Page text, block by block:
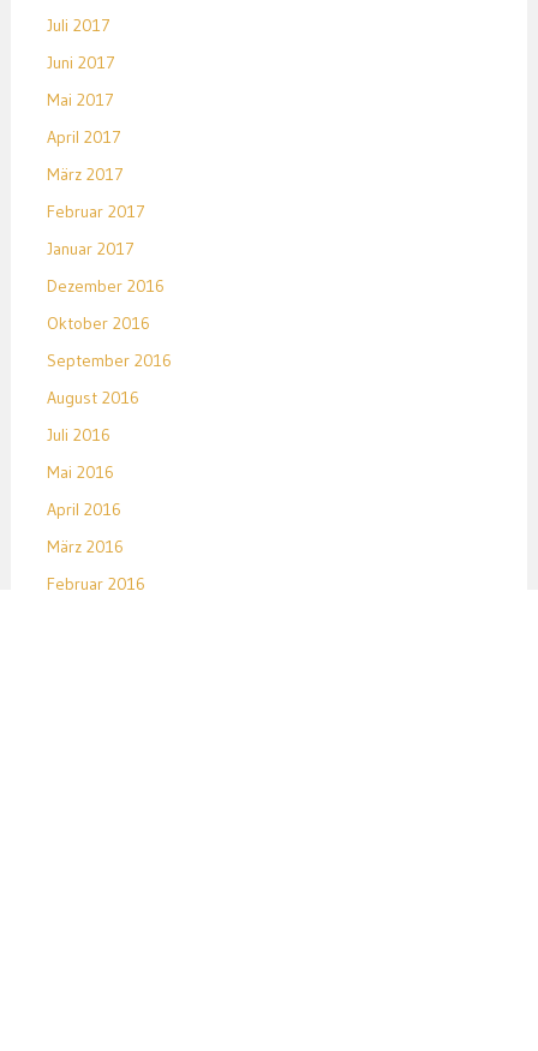
Juli 2017
Juni 2017
Mai 2017
April 2017
März 2017
Februar 2017
Januar 2017
Dezember 2016
Oktober 2016
September 2016
August 2016
Juli 2016
Mai 2016
April 2016
März 2016
Februar 2016